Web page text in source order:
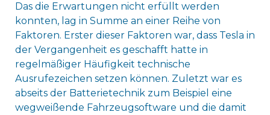
Das die Erwartungen nicht erfüllt werden
konnten, lag in Summe an einer Reihe von
Faktoren. Erster dieser Faktoren war, dass Tesla in
der Vergangenheit es geschafft hatte in
regelmäßiger Häufigkeit technische
Ausrufezeichen setzen können. Zuletzt war es
abseits der Batterietechnik zum Beispiel eine
wegweißende Fahrzeugsoftware und die damit